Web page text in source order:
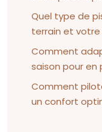
Quel type de
terrain et
Comment
saison pour en
Comment
un confort